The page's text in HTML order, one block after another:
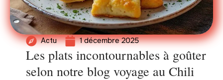
Actu 1 décembre 2025
Les plats incontournables à goûter
selon notre blog voyage au Chili